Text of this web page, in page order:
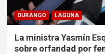
DURANGO LAGUNA
La ministra Yasmín
sobre orfandad por